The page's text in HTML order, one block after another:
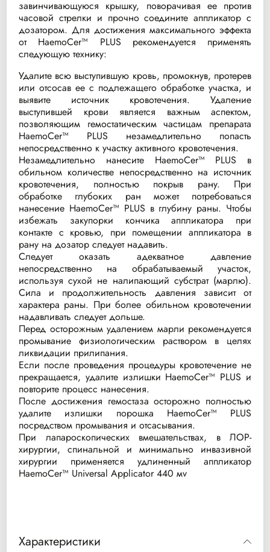
Характеристики
завинчивающуюся крышку, поворачивая ее против
часовой стрелки и прочно соедините аппликатор с
дозатором. Для достижения максимального эффекта
от HaemoCer™ PLUS рекомендуется применять
следующую технику:
Удалите всю выступившую кровь, промокнув, протерев
или отсосав ее с подлежащего обработке участка, и
выявите источник кровотечения. Удаление
выступившей крови является важным аспектом,
позволяющим гемостатическим частицам препарата
HaemoCer™ PLUS незамедлительно попасть
непосредственно к участку активного кровотечения.
Незамедлительно нанесите HaemoCer™ PLUS в
обильном количестве непосредственно на источник
кровотечения, полностью покрыв рану. При
обработке глубоких ран может потребоваться
нанесение HaemoCer™ PLUS в глубину раны. Чтобы
избежать закупорки кончика аппликатора при
контакте с кровью, при помещении аппликатора в
рану на дозатор следует надавить.
Следует оказать адекватное давление
непосредственно на обрабатываемый участок,
используя сухой не налипающий субстрат (марлю).
Сила и продолжительность давления зависит от
характера раны. При более обильном кровотечении
надавливать следует дольше.
Перед осторожным удалением марли рекомендуется
промывание физиологическим раствором в целях
ликвидации прилипания.
Если после проведения процедуры кровотечение не
прекращается, удалите излишки HaemoCer™ PLUS и
повторите процесс нанесения.
После достижения гемостаза осторожно полностью
удалите излишки порошка HaemoCer™ PLUS
посредством промывания и отсасывания.
При лапароскопических вмешательствах, в ЛОР-
хирургии, спинальной и минимально инвазивной
хирургии применяется удлиненный аппликатор
HaemoCer™ Universal Applicator 440 мv